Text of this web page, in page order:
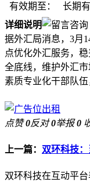
有效期至： 长期
详细说明
据外汇局消息，3月
点优化外汇服务，
全底线，维护外汇
素质专业化干部队
点赞0反对0举报0
上一篇： 双环科技
双环科技在互动平